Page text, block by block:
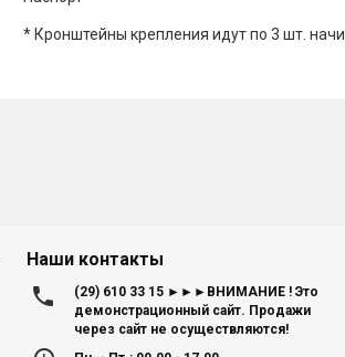
* Кронштейны крепления идут по 3 шт.
Наши контакты
local_phone
(29) 610 33 15 ►►►ВНИМАНИЕ ! Это
демонстрационный сайт. Продажи
через сайт не осуществляются!